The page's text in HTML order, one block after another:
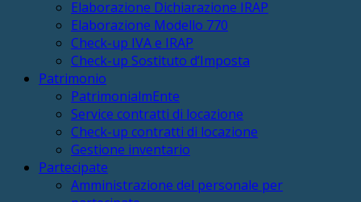
Elaborazione Dichiarazione IRAP
Elaborazione Modello 770
Check-up IVA e IRAP
Check-up Sostituto d’Imposta
Patrimonio
PatrimonialmEnte
Service contratti di locazione
Check-up contratti di locazione
Gestione inventario
Partecipate
Amministrazione del personale per